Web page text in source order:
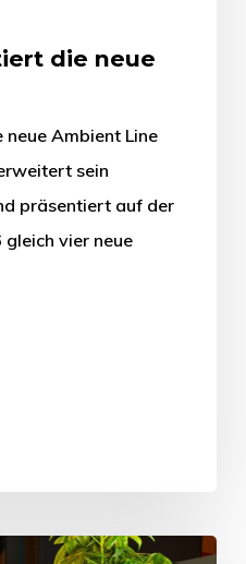
die neue
Ambient Line
sein
präsentiert auf der
gleich vier neue